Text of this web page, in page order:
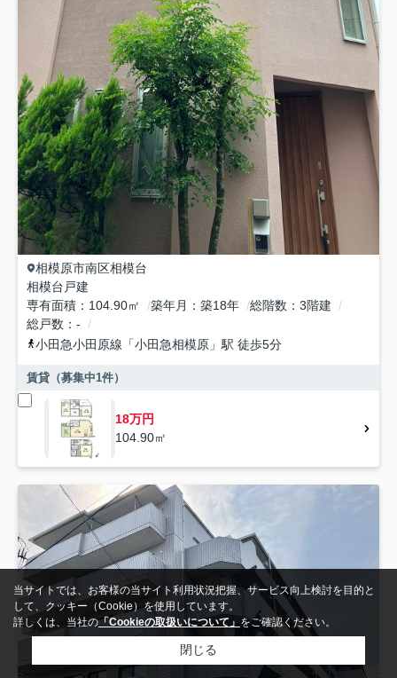
相模原市南区相模台
相模台戸建
専有面積
104.90㎡ 築年月 築18年 総階数
3階建
総戸数
-
小田急小田原線 「小田急相模原 」駅 徒歩5分
賃貸（募集中1件）
18万円
104.90㎡
当サイトでは、お客様の当サイト利用状況把握、サービス向上検討を目的と
して、クッキー（Cookie）を使用しています。
詳しくは、当社の「Cookieの取扱いについて」 をご確認ください。
閉じる